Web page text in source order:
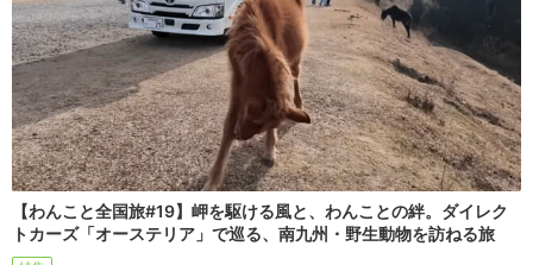
【わんこと全国旅#19】岬を駆ける風と、わんことの絆。ダイレク
トカーズ「オーステリア」で巡る、南九州・野生動物を訪ねる旅